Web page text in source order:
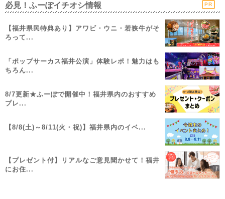
必見！ふーぽイチオシ情報 PR
【福井県民特典あり】アワビ・ウニ・若狭牛がそ
ろって...
「ポップサーカス福井公演」体験レポ！魅力はも
ちろん...
8/7更新★ふーぽで開催中！福井県内のおすすめ
プレ...
【8/8(土)～8/11(火・祝)】福井県内のイベ...
【プレゼント付】リアルなご意見聞かせて！福井
にお住...